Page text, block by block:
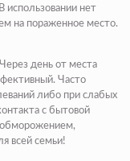
использовании нет
на пораженное место.
день от места
Часто
либо при слабых
с бытовой
обморожением,
всей семьи!